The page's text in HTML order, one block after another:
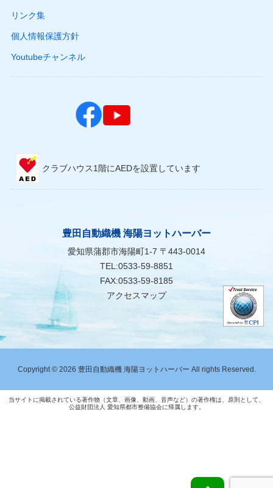
リンク集
個人情報保護方針
Youtubeチャンネル
クラブハウス1階にAEDを設置しています
豊田自動織機 海陽ヨットハーバー
愛知県蒲郡市海陽町1-7 〒443-0014
TEL:0533-59-8851
FAX:0533-59-8185
アクセスマップ
Copyright © 2026 豊田自動織機 海陽ヨットハーバー All rights Reserved.
当サイトに掲載されている著作物（文章、画像、動画、音声など）の著作権は、原則として、
公益財団法人 愛知県都市整備協会に帰属します。